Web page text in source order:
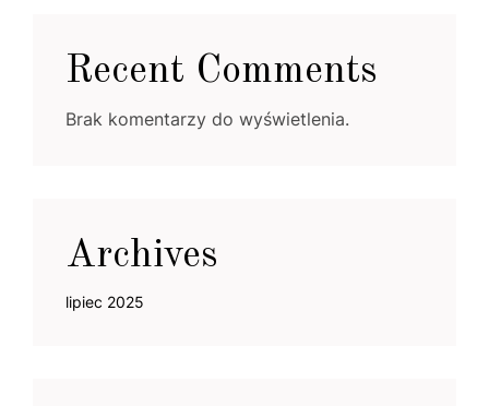
Recent Comments
Brak komentarzy do wyświetlenia.
Archives
lipiec 2025